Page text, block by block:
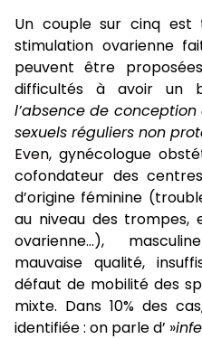
Un couple sur cinq est
stimulation ovarienne
peuvent être
difficultés à avoir un
l’absence de
sexuels réguliers non
Even, gynécologue
cofondateur des centres
d’origine féminine
au niveau des trompes,
ovarienne…),
mauvaise qualité,
défaut de mobilité des
mixte. Dans 10% des
identifiée : on parle d’ »